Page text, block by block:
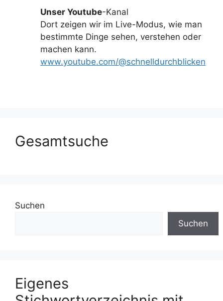
Unser Youtube-Kanal
Dort zeigen wir im Live-Modus, wie man
bestimmte Dinge sehen, verstehen oder
machen kann.
www.youtube.com/@schnelldurchblicken
Gesamtsuche
Suchen
Suchen
Eigenes